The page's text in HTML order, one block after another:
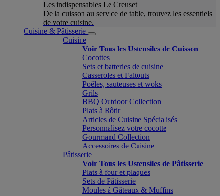
Les indispensables Le Creuset
De la cuisson au service de table, trouvez les essentiels
de votre cuisine.
Cuisine & Pâtisserie
Cuisine
Voir Tous les Ustensiles de Cuisson
Cocottes
Sets et batteries de cuisine
Casseroles et Faitouts
Poêles, sauteuses et woks
Grils
BBQ Outdoor Collection
Plats à Rôtir
Articles de Cuisine Spécialisés
Personnalisez votre cocotte
Gourmand Collection
Accessoires de Cuisine
Pâtisserie
Voir Tous les Ustensiles de Pâtisserie
Plats à four et plaques
Sets de Pâtisserie
Moules à Gâteaux & Muffins